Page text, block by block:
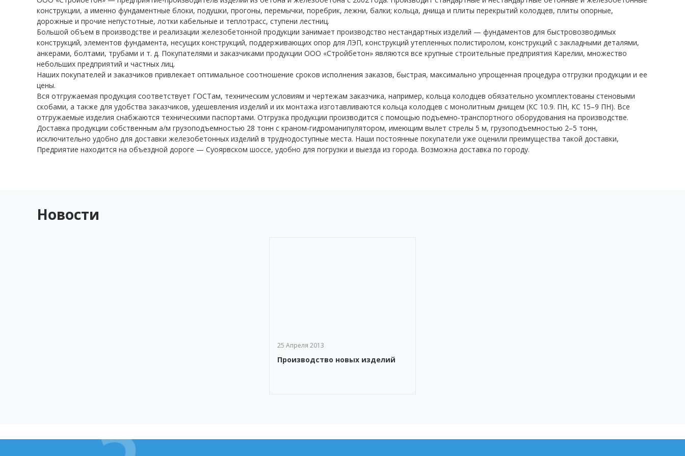
конструкции, а именно фундаментные блоки, подушки, прогоны, перемычки, поребрик, лежни, балки; кольца, днища и плиты перекрытий колодцев, плиты опорные,
дорожные и прочие непустотные, лотки кабельные и теплотрасс, ступени лестниц.
Большой объем в производстве и реализации железобетонной продукции занимает производство нестандартных изделий — фундаментов для быстровозводимых
конструкций, элементов фундамента, несущих конструкций, поддерживающих опор для ЛЭП, конструкций утепленных полистиролом, конструкций с закладными деталями,
анкерами, болтами, трубами и т. д. Покупателями и заказчиками продукции ООО «Стройбетон» являются все крупные строительные предприятия Карелии, множество
небольших предприятий и частных лиц.
Наших покупателей и заказчиков привлекает оптимальное соотношение сроков исполнения заказов, быстрая, максимально упрощенная процедура отгрузки продукции и ее
цены.
Вся отгружаемая продукция соответствует ГОСТам, техническим условиям и чертежам заказчика, например, кольца колодцев обязательно укомплектованы стеновыми
скобами, а также для удобства заказчиков, удешевления изделий и их монтажа изготавливаются кольца колодцев с монолитным днищем (КС 10.9. ПН, КС 15–9 ПН). Все
отгружаемые изделия снабжаются техническими паспортами. Отгрузка продукции производится с помощью подъемно-транспортного оборудования на производстве.
Доставка продукции собственным а/м грузоподъемностью 28 тонн с краном-гидроманипулятором, имеющим вылет стрелы 5 м, грузоподъемностью 2–5 тонн,
исключительно удобно для доставки железобетонных изделий в труднодоступные места. Наши постоянные покупатели уже оценили преимущества такой доставки,
Предриятие находится на объездной дороге — Суоярвском шоссе, удобно для погрузки и выезда из города. Возможна доставка по городу.
Новости
25 Апреля 2013
Производство новых изделий